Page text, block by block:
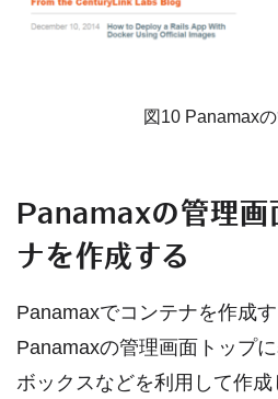
図10 Panamax
Panamaxの管理画
ナを作成する
Panamaxでコンテナを作成
Panamaxの管理画面トップ
ボックスなどを利用して作